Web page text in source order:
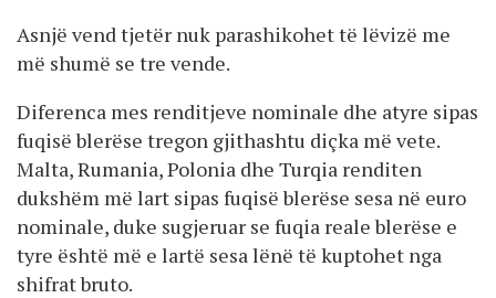
Asnjë vend tjetër nuk parashikohet të lëvizë me
më shumë se tre vende.
Diferenca mes renditjeve nominale dhe atyre sipas
fuqisë blerëse tregon gjithashtu diçka më vete.
Malta, Rumania, Polonia dhe Turqia renditen
dukshëm më lart sipas fuqisë blerëse sesa në euro
nominale, duke sugjeruar se fuqia reale blerëse e
tyre është më e lartë sesa lënë të kuptohet nga
shifrat bruto.